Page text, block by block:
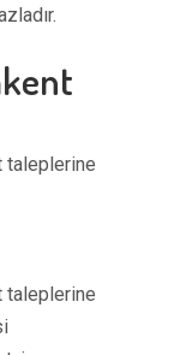
taleplerine
taleplerine